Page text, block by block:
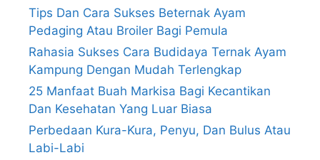
Tips Dan Cara Sukses Beternak Ayam
Pedaging Atau Broiler Bagi Pemula
Rahasia Sukses Cara Budidaya Ternak Ayam
Kampung Dengan Mudah Terlengkap
25 Manfaat Buah Markisa Bagi Kecantikan
Dan Kesehatan Yang Luar Biasa
Perbedaan Kura-Kura, Penyu, Dan Bulus Atau
Labi-Labi